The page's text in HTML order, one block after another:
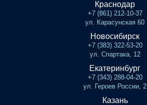
Краснодар
+7 (861) 212-10-37
ул. Карасунская 60
Новосибирск
+7 (383) 322-53-20
ул. Спартака, 12
Екатеринбург
+7 (343) 288-04-20
ул. Героев России, 2
Казань